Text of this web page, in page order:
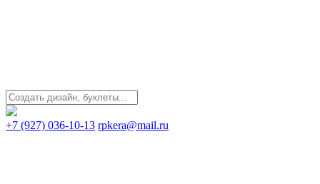
+7 (927) 036-10-13 rpkera@mail.ru